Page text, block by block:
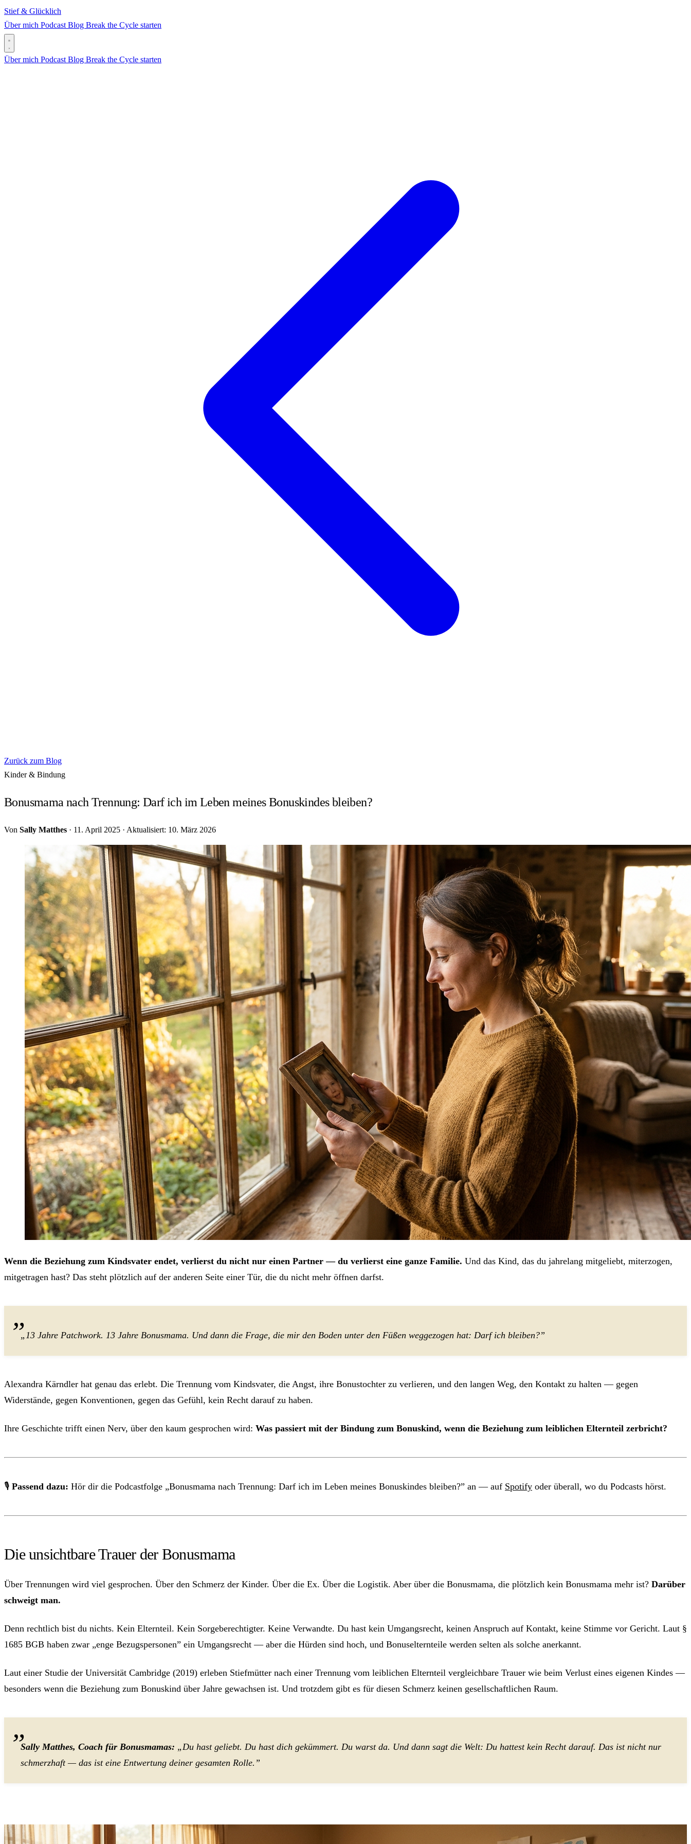
Stief & Glücklich
Über mich Podcast Blog Break the Cycle starten
Über mich Podcast Blog Break the Cycle starten
Zurück zum Blog
Kinder & Bindung
Bonusmama nach Trennung: Darf ich im Leben meines Bonuskindes bleiben?
Von Sally Matthes · 11. April 2025 · Aktualisiert: 10. März 2026
Wenn die Beziehung zum Kindsvater endet, verlierst du nicht nur einen Partner — du verlierst eine ganze Familie. Und das Kind, das du jahrelang mitgeliebt, miterzogen,
mitgetragen hast? Das steht plötzlich auf der anderen Seite einer Tür, die du nicht mehr öffnen darfst.
„13 Jahre Patchwork. 13 Jahre Bonusmama. Und dann die Frage, die mir den Boden unter den Füßen weggezogen hat: Darf ich bleiben?”
Alexandra Kärndler hat genau das erlebt. Die Trennung vom Kindsvater, die Angst, ihre Bonustochter zu verlieren, und den langen Weg, den Kontakt zu halten — gegen
Widerstände, gegen Konventionen, gegen das Gefühl, kein Recht darauf zu haben.
Ihre Geschichte trifft einen Nerv, über den kaum gesprochen wird: Was passiert mit der Bindung zum Bonuskind, wenn die Beziehung zum leiblichen Elternteil zerbricht?
🎙 Passend dazu: Hör dir die Podcastfolge „Bonusmama nach Trennung: Darf ich im Leben meines Bonuskindes bleiben?” an — auf Spotify oder überall, wo du Podcasts hörst.
Die unsichtbare Trauer der Bonusmama
Über Trennungen wird viel gesprochen. Über den Schmerz der Kinder. Über die Ex. Über die Logistik. Aber über die Bonusmama, die plötzlich kein Bonusmama mehr ist? Darüber
schweigt man.
Denn rechtlich bist du nichts. Kein Elternteil. Kein Sorgeberechtigter. Keine Verwandte. Du hast kein Umgangsrecht, keinen Anspruch auf Kontakt, keine Stimme vor Gericht. Laut §
1685 BGB haben zwar „enge Bezugspersonen” ein Umgangsrecht — aber die Hürden sind hoch, und Bonuselternteile werden selten als solche anerkannt.
Laut einer Studie der Universität Cambridge (2019) erleben Stiefmütter nach einer Trennung vom leiblichen Elternteil vergleichbare Trauer wie beim Verlust eines eigenen Kindes —
besonders wenn die Beziehung zum Bonuskind über Jahre gewachsen ist. Und trotzdem gibt es für diesen Schmerz keinen gesellschaftlichen Raum.
Sally Matthes, Coach für Bonusmamas: „Du hast geliebt. Du hast dich gekümmert. Du warst da. Und dann sagt die Welt: Du hattest kein Recht darauf. Das ist nicht nur
schmerzhaft — das ist eine Entwertung deiner gesamten Rolle.”